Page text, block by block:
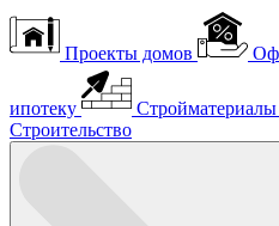
Проекты домов
ипотеку Стройматериалы
Строительство